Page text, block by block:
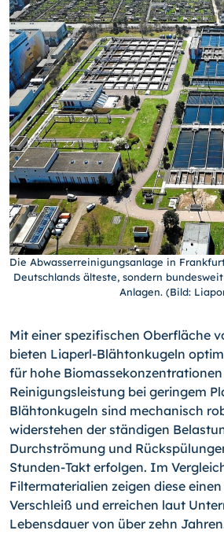
Die Abwasserreinigungsanlage in
Deutschlands älteste, sondern
Anlagen. (Bild:
Mit einer spezifischen Oberfläche
bieten Liaperl-Blähtonkugeln
für hohe
Reinigungsleistung bei geringem
Blähtonkugeln sind mechanisch
widerstehen der ständigen
Durchströmung und
Stunden-Takt erfolgen. Im
Filtermaterialien zeigen diese
Verschleiß und erreichen laut
Lebensdauer von über zehn